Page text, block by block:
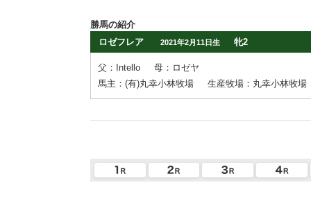
勝馬の紹介
ロゼフレア
2021年2月11日生 牝2
父：Intello
母：ロゼヤ
馬主：(有)丸幸小林牧場
生産牧場：丸幸小林牧場